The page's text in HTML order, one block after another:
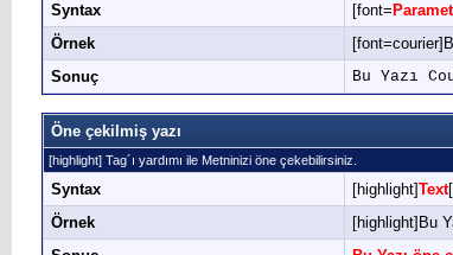
Syntax [font=
Örnek
Sonuç
Bu Yazı
Öne çekilmiş yazı
[highlight] Tag´ı yardımı ile Metninizi öne çekebilirsiniz.
Syntax [highlight]Text
Örnek
[highlight]Bu